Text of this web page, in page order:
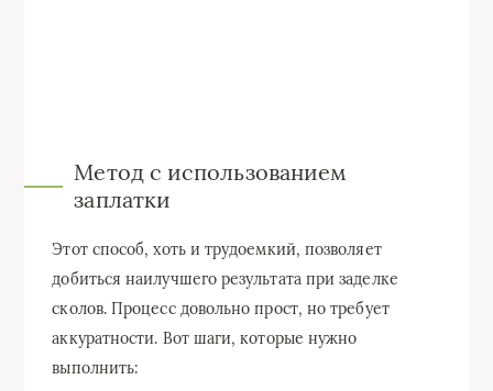
Метод с использованием
заплатки
Этот способ, хоть и трудоемкий, позволяет
добиться наилучшего результата при заделке
сколов. Процесс довольно прост, но требует
аккуратности. Вот шаги, которые нужно
выполнить: